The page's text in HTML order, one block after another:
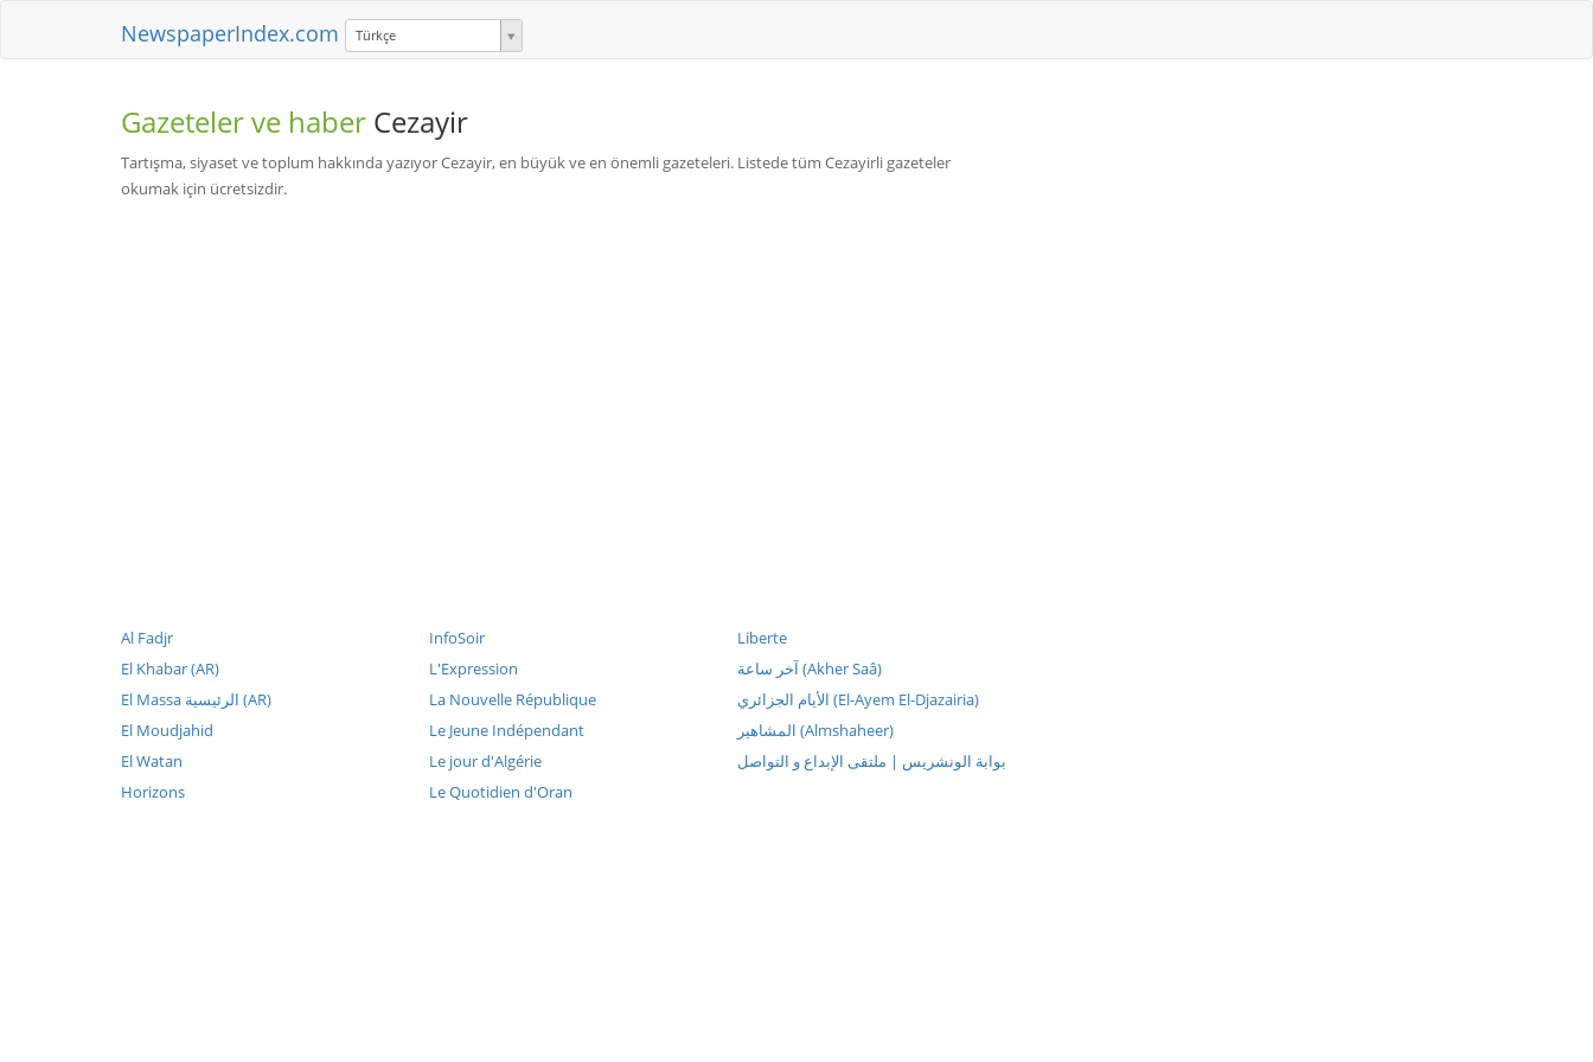
NewspaperIndex.com Türkçe
Gazeteler ve haber Cezayir
Tartışma, siyaset ve toplum hakkında yazıyor Cezayir, en büyük ve en önemli gazeteleri. Listede tüm Cezayirli gazeteler
okumak için ücretsizdir.
Al Fadjr
El Khabar (AR)
El Massa الرئيسية (AR)
El Moudjahid
El Watan
Horizons
InfoSoir
L'Expression
La Nouvelle République
Le Jeune Indépendant
Le jour d'Algérie
Le Quotidien d'Oran
Liberte
آخر ساعة (Akher Saâ)
الأيام الجزائري (El-Ayem El-Djazairia)
المشاهير (Almshaheer)
بوابة الونشريس | ملتقى الإبداع و التواصل